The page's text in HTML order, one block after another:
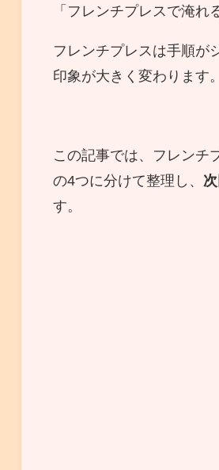
「フレンチプレスで淹れ
フレンチプレスは手順が
印象が大きく変わります。
この記事では、フレンチ
の4つに分けて整理し、
す。